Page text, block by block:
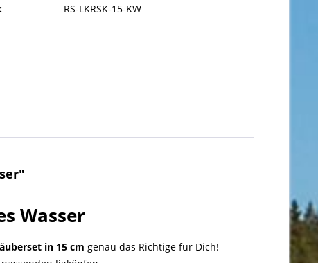
RS-LKRSK-15-KW
Wasser
in 15 cm genau das Richtige für Dich!